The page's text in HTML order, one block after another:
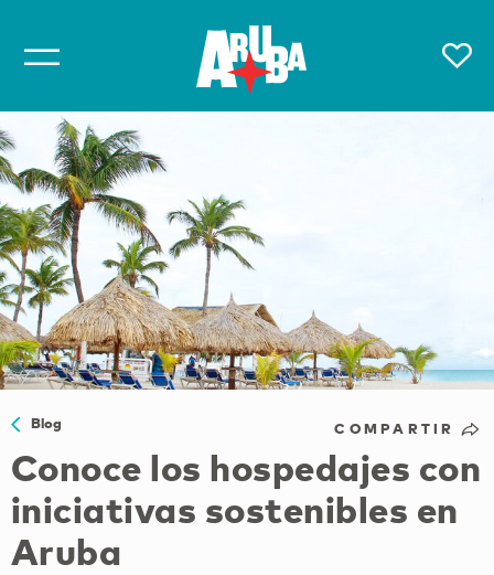
Blog COMPARTIR
Conoce los hospedajes con
iniciativas sostenibles en
Aruba